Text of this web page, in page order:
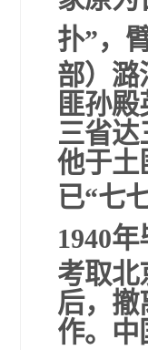
扑”，
部）潞
匪孙
三省达
他于土
已“七
1940年
考取北
后，撤
作。中